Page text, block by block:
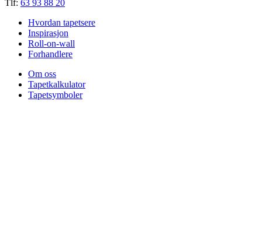
Tlf: 63 93 88 20
Hvordan tapetsere
Inspirasjon
Roll-on-wall
Forhandlere
Om oss
Tapetkalkulator
Tapetsymboler